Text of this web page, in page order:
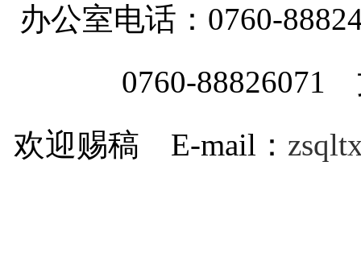
办公室电话：0760-
0760-88826071
欢迎赐稿 E-mail：